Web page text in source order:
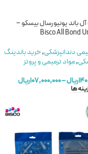
باند یونیورسال بیسکو –
Bisco All Bond
دندانپزشکی,خرید باندینگ
,مواد ترمیمی و پروتز
ریال–۱۰۷,۰۰۰,۰۰۰ریال
ها